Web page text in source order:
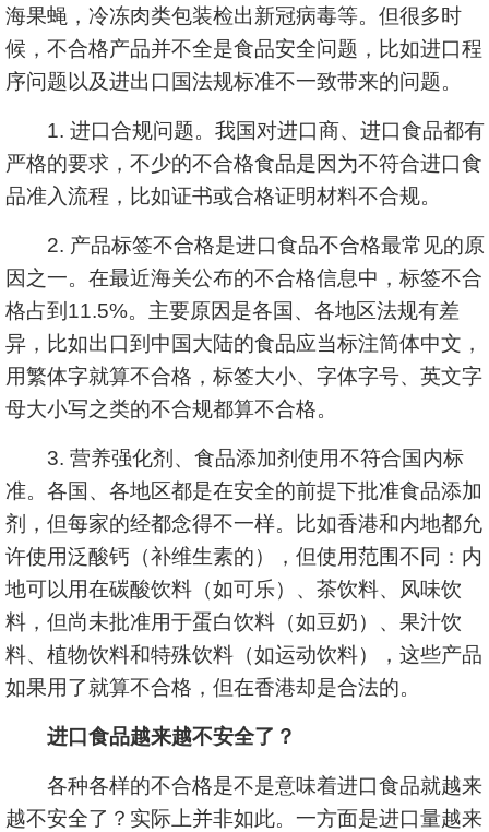
海果蝇，冷冻肉类包装检出新冠病毒等。但很多时
候，不合格产品并不全是食品安全问题，比如进口程
序问题以及进出口国法规标准不一致带来的问题。
1. 进口合规问题。我国对进口商、进口食品都有
严格的要求，不少的不合格食品是因为不符合进口食
品准入流程，比如证书或合格证明材料不合规。
2. 产品标签不合格是进口食品不合格最常见的原
因之一。在最近海关公布的不合格信息中，标签不合
格占到11.5%。主要原因是各国、各地区法规有差
异，比如出口到中国大陆的食品应当标注简体中文，
用繁体字就算不合格，标签大小、字体字号、英文字
母大小写之类的不合规都算不合格。
3. 营养强化剂、食品添加剂使用不符合国内标
准。各国、各地区都是在安全的前提下批准食品添加
剂，但每家的经都念得不一样。比如香港和内地都允
许使用泛酸钙（补维生素的），但使用范围不同：内
地可以用在碳酸饮料（如可乐）、茶饮料、风味饮
料，但尚未批准用于蛋白饮料（如豆奶）、果汁饮
料、植物饮料和特殊饮料（如运动饮料），这些产品
如果用了就算不合格，但在香港却是合法的。
进口食品越来越不安全了？
各种各样的不合格是不是意味着进口食品就越来
越不安全了？实际上并非如此。一方面是进口量越来